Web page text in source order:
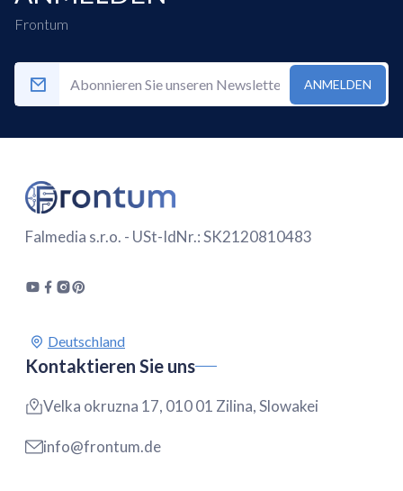
Frontum
ANMELDEN
Falmedia s.r.o. - USt-IdNr.: SK2120810483
Kontaktieren Sie uns
Velka okruzna 17, 010 01 Zilina, Slowakei
info@frontum.de